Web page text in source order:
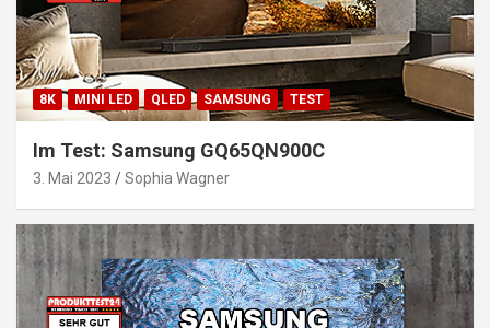
8K MINI LED QLED SAMSUNG TEST
Im Test: Samsung GQ65QN900C
3. Mai 2023 Sophia Wagner